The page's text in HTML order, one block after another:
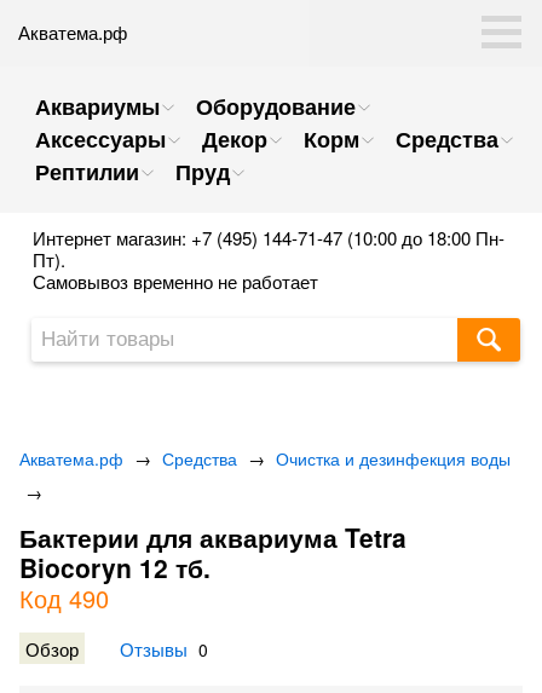
Акватема.рф
Аквариумы
Оборудование
Аксессуары
Декор Корм
Средства
Рептилии
Пруд
Интернет магазин: +7 (495) 144-71-47 (10:00 до 18:00 Пн-
Пт).
Самовывоз временно не работает
Акватема.рф → Средства → Очистка и дезинфекция воды
→
Бактерии для аквариума Tetra
Biocoryn 12 тб.
Код 490
Обзор Отзывы 0